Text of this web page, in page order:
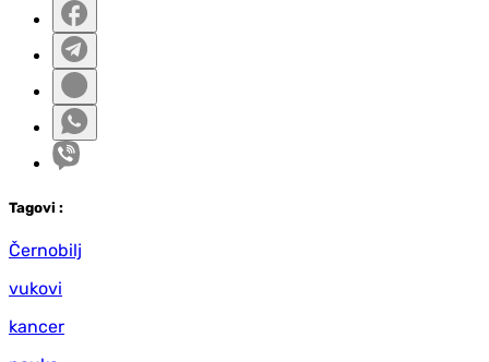
Tagovi :
Černobilj
vukovi
kancer